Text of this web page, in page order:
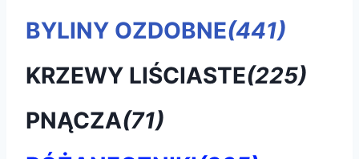
BYLINY OZDOBNE(441)
KRZEWY LIŚCIASTE(225)
PNĄCZA(71)